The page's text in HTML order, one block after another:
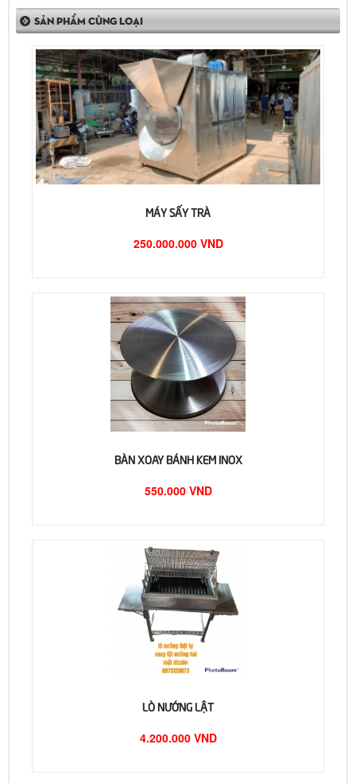
SẢN PHẨM CÙNG LOẠI
MÁY SẤY TRÀ
250.000.000 VND
BÀN XOAY BÁNH KEM INOX
550.000 VND
LÒ NƯỚNG LẬT
4.200.000 VND